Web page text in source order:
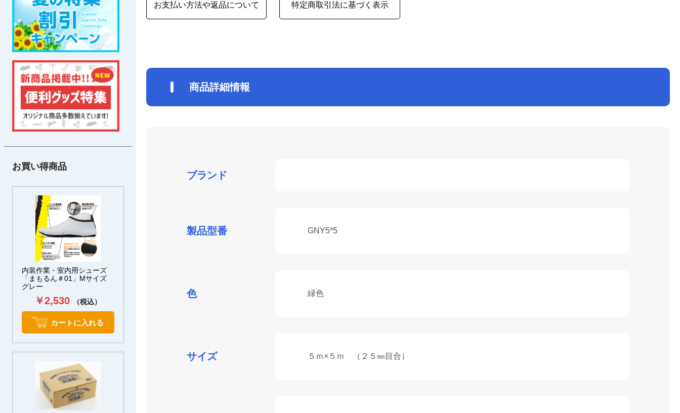
お買い得商品
内装作業・室内用シューズ
「まもるん＃01」Mサイズ
グレー
￥2,530 （税込）
カートに入れる
お支払い方法や返品について 特定商取引法に基づく表示
商品詳細情報
ブランド
製品型番 GNY5*5
色 緑色
サイズ ５ｍ×５ｍ （２５㎜目合）